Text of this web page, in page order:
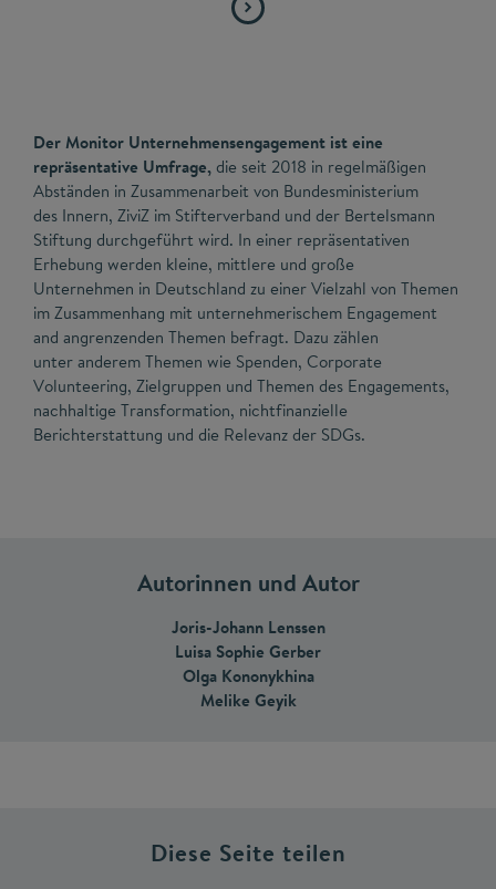
Der Monitor Unternehmensengagement ist eine
repräsentative Umfrage,die seit 2018 in regelmäßigen
Abständen in Zusammenarbeit von Bundesministerium
des Innern, ZiviZ im Stifterverband und der Bertelsmann
Stiftung durchgeführt wird. In einer repräsentativen
Erhebung werden kleine, mittlere und große
Unternehmen in Deutschland zu einer Vielzahl von Themen
im Zusammenhang mit unternehmerischem Engagement
and angrenzenden Themen befragt. Dazu zählen
unter anderem Themen wie Spenden, Corporate
Volunteering, Zielgruppen und Themen des Engagements,
nachhaltige Transformation, nichtfinanzielle
Berichterstattung und die Relevanz der SDGs.
Autorinnen und Autor
Joris-Johann Lenssen
Luisa Sophie Gerber
Olga Kononykhina
Melike Geyik
Diese Seite teilen